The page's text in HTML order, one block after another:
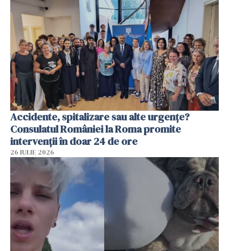
Accidente, spitalizare sau alte urgențe?
Consulatul României la Roma promite
intervenții în doar 24 de ore
26 IULIE 2026